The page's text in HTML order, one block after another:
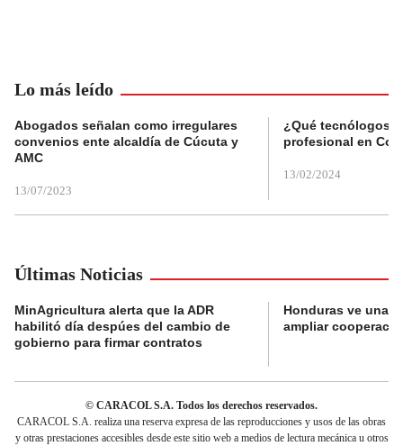
Lo más leído
Abogados señalan como irregulares
convenios ente alcaldía de Cúcuta y
AMC
13/07/2023
¿Qué tecnólogos
profesional en
13/02/2024
Últimas Noticias
MinAgricultura alerta que la ADR
habilitó día despúes del cambio de
gobierno para firmar contratos
Honduras ve una
ampliar
© CARACOL S.A. Todos los derechos reservados.
CARACOL S.A. realiza una reserva expresa de las reproducciones y usos de las obras
y otras prestaciones accesibles desde este sitio web a medios de lectura mecánica u otros